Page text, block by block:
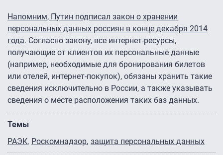
Напомним, Путин подписал закон о хранении
персональных данных россиян в конце декабря 2014
года. Согласно закону, все интернет-ресурсы,
получающие от клиентов их персональные данные
(например, необходимые для бронирования билетов
или отелей, интернет-покупок), обязаны хранить такие
сведения исключительно в России, а также указывать
сведения о месте расположения таких баз данных.
Темы
РАЭК Роскомнадзор защита персональных данных